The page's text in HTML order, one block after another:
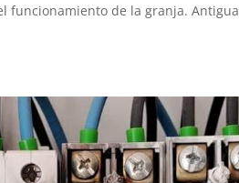
funcionamiento de la granja.